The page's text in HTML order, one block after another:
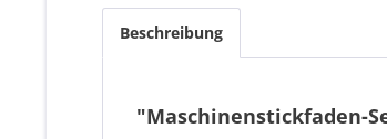
Beschreibung
"Maschinenstickfaden-